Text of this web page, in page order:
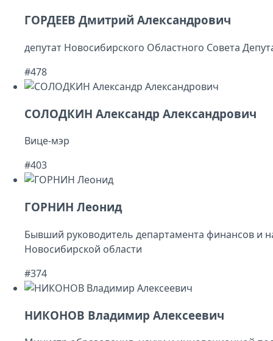
ГОРДЕЕВ Дмитрий Александрович
депутат Новосибирского Областного Совета
#478
СОЛОДКИН Александр Александрович
Вице-мэр
#403
ГОРНИН Леонид
Бывший руководитель департамента финансов и
Новосибирской области
#374
НИКОНОВ Владимир Алексеевич